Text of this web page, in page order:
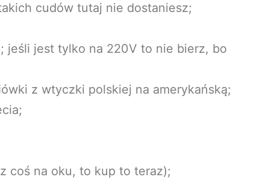
cudów tutaj nie dostaniesz;
jeśli jest tylko na 220V to nie bierz, bo
z wtyczki polskiej na amerykańską;
coś na oku, to kup to teraz);